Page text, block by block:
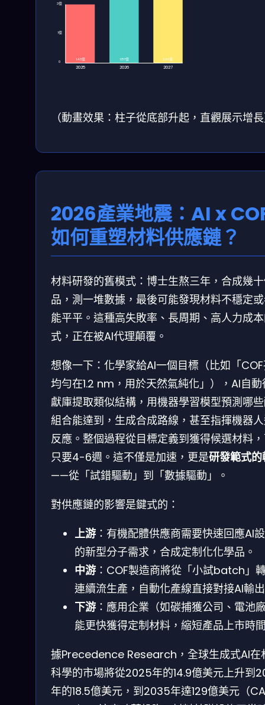
2025
1.43億
2026
1.87億
2027
2.45億
0
1億
3億
（動畫效果：柱子從底部升起，直觀展示增
2026產業地震：AI x
如何重塑材料供應鏈？
材料研發的舊模式：博士生熬三年，合成幾
品，測一堆數據，最後可能發現材料不穩定
能平平。這種高失敗率、長周期、高人力成
式，正在被AI代理顛覆。
想像一下：化學家給AI一個目標（比如「
均勻在1.2 nm，用於天然氣純化」），AI自
獻庫提取類似結構，用機器學習模型預測哪
組合能達到，生成合成路線，甚至指揮機器
反應。整個過程從目標定義到獲得候選材料
只要4-6週。這不僅是加速，更是研發範式的
——從「試錯驅動」到「數據驅動」。
對供應鏈的影響是鍵式的：
上游 ：有機配體供應商需要快速回應AI
的新型分子需求，合成定制化化學品。
中游 ：COF製造商將從「小試batch」
連續流生產，自動化產線直接對接AI輸
下游 ：應用企業（如碳捕獲公司、電池
能更快獲得定制材料，縮短產品上市時
據Precedence Research，全球生成式AI在
科學的市場將從2025年的14.9億美元上升到
年的18.5億美元，到2035年達129億美元（